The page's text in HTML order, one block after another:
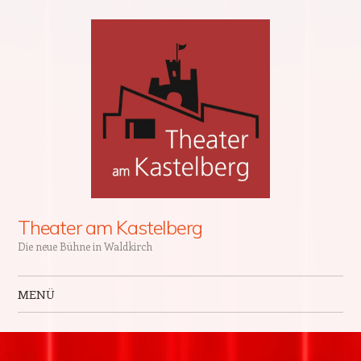
Theater am Kastelberg
Die neue Bühne in Waldkirch
MENÜ